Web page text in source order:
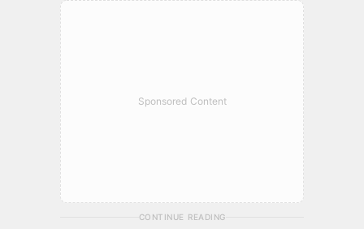
Sponsored Content
CONTINUE READING